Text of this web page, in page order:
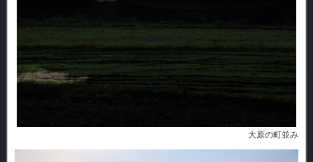
大原の町並み